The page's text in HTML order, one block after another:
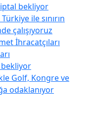
bekliyor
ile sınırın
çalışıyoruz
İhracatçıları
Golf, Kongre ve
odaklanıyor